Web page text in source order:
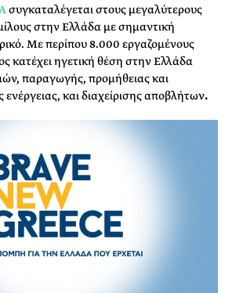
συγκαταλέγεται στους μεγαλύτερους
στην Ελλάδα με σημαντική
Με περίπου 8.000 εργαζομένους
κατέχει ηγετική θέση στην Ελλάδα
παραγωγής, προμήθειας και
ενέργειας, και διαχείρισης αποβλήτων.